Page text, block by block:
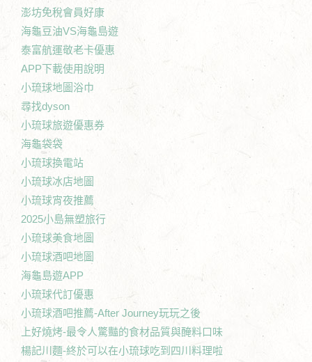
澎坊免稅會員好康
海龜豆油VS海龜島遊
泰富航運敬老卡優惠
APP下載使用說明
小琉球地圖浴巾
尋找dyson
小琉球旅遊優惠券
海龜袋袋
小琉球換電站
小琉球冰店地圖
小琉球宵夜推薦
2025小島無塑旅行
小琉球美食地圖
小琉球酒吧地圖
海龜島遊APP
小琉球代訂優惠
小琉球酒吧推薦-After Journey玩玩之後
上好燒烤-最令人驚豔的食材品質與醃料口味
楊記川麵-終於可以在小琉球吃到四川料理啦